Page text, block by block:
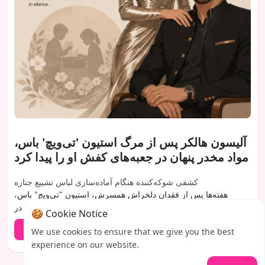
آلیسون هالکر پس از مرگ استیون 'تی‌ویچ' باس،
مواد مخدر پنهان در جعبه‌های کفش او را پیدا کرد
کشفی شوکه‌کننده هنگام آماده‌سازی لباس تشییع جنازه
هفته‌ها پس از فقدان دلخراش همسرش، استیون "تی‌ویچ" باس،
آلیسون هالکر با یک مکاشفه غیرمنتظره و تکان‌دهنده مواجه شد. در
حین مرتب‌سازی کمد لباسش با یک دوست صمیمی برای انتخاب لباس
تشییع جنازه، او به "انبوهی" از مواد مخدر پنهان در جعبه‌های کفش او
برخورد. قارچ‌های توهم‌زا، قرص‌ها و مواد دیگری که مجبور شد در
تلفن‌اش جستجو کند، تصویری آشکار از یک مبارزه پنهانی که هرگز از
بیشتر بخوانید
🍪 Cookie Notice
We use cookies to ensure that we give you the best
experience on our website.